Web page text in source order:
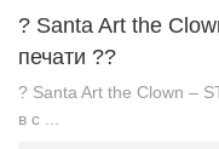
? Santa Art the
печати ??
? Santa Art the Clown –
в с ...